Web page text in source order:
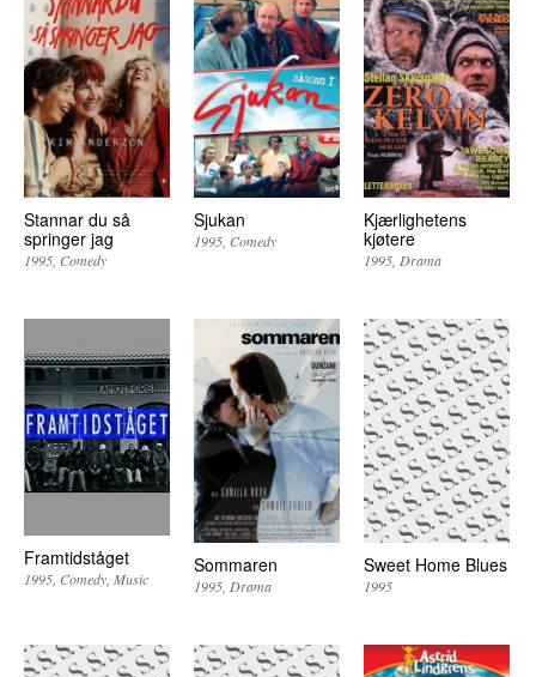
Stannar du så
springer jag
1995 Comedy
Sjukan
1995 Comedy
Kjærlighetens
kjøtere
1995 Drama
Framtidståget
1995 Comedy Music
Sommaren
1995 Drama
Sweet Home Blues
1995